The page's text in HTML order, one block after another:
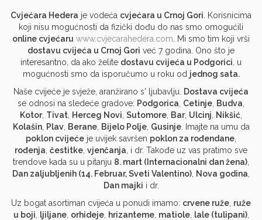
Cvjećara Hedera je vodeća cvjećara u Crnoj Gori . Korisnicima
koji nisu mogućnosti da fizički dođu do nas smo omogućili
online cvjećaru www.cvjecarahedera.com . Mi smo tim koji vrši
dostavu cvijeća u Crnoj Gori već 7 godina. Ono što je
interesantno, da ako želite dostavu cvijeća u Podgorici , u
mogućnosti smo da isporučumo u roku od jednog sata.
Naše cvijeće je svježe, aranžirano s' ljubavlju.
Dostava cvijeća
se odnosi na sledeće gradove: Podgorica Cetinje Budva
Kotor, Tivat Herceg Novi Sutomore Bar, Ulcinj Nikšić
Kolašin, Plav, Berane, Bijelo Polje, Gusinje. Imajte na umu da
poklon cvijeće je uvijek savršen poklon za rođendane
rođenja čestitke vjenčanja , i dr. Takođe uz vas pratimo sve
trendove kada su u pitanju 8. mart (Internacionalni dan žena)
Dan zaljubljenih (14. Februar, Sveti Valentino) Nova godina
Dan majki i dr.
Uz bogat asortiman cvijeća u ponudi imamo: crvene ruže ruže
u boji
ljiljane, orhideje, hrizanteme, matiole, lale (tulipani),